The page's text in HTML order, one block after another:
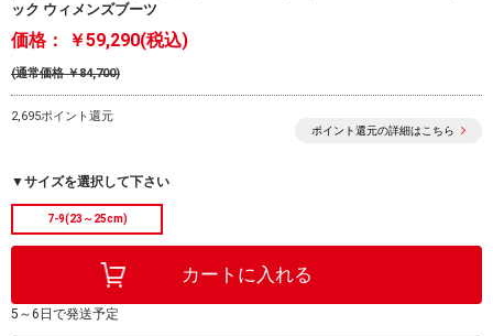
ック ウィメンズブーツ
価格： ￥59,290(税込)
(通常価格 ￥84,700)
2,695ポイント還元
ポイント還元の詳細はこちら
▼サイズを選択して下さい
7-9(23～25cm)
5～6日で発送予定